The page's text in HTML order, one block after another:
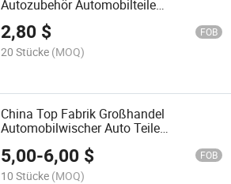
Autozubehör Automobilteile
Wasserstrahlmotor
Wasserpumpenwaschmotor passend
für Toyota Viocs OEM: 85330-21010
2,80 $ FOB
20 Stücke (MOQ)
China Top Fabrik Großhandel
Automobilwischer Auto Teile
passend für Toyota Vios OEM: 90919-
02139
5,00-6,00 $ FOB
10 Stücke (MOQ)